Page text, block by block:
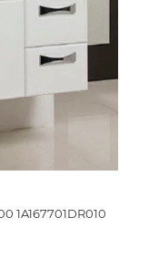
1A167701DR010